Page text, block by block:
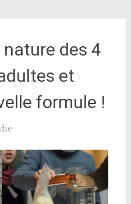
des 4
et
formule !